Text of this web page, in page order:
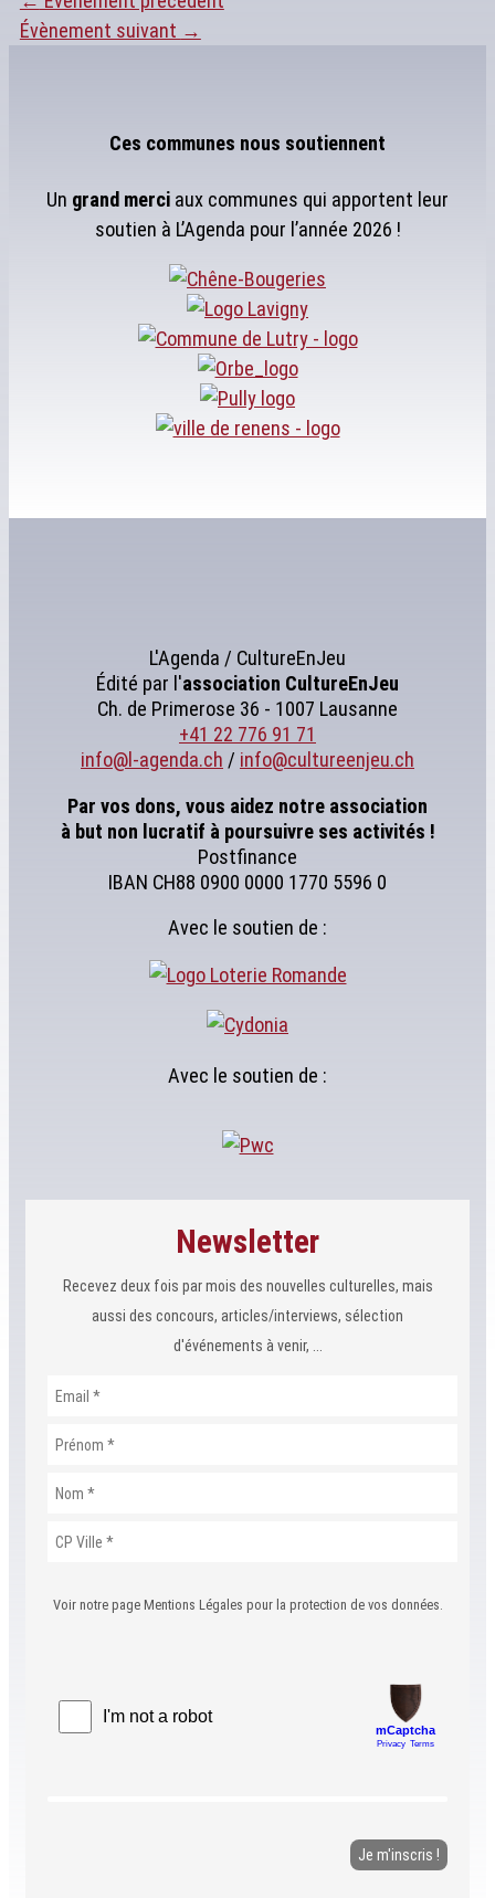
Évènement suivant →
Ces communes nous soutiennent
Un grand merci aux communes qui apportent leur
soutien à L’Agenda pour l’année 2026 !
L'Agenda / CultureEnJeu
Édité par l'association CultureEnJeu
Ch. de Primerose 36 - 1007 Lausanne
+41 22 776 91 71
info@l-agenda.ch / info@cultureenjeu.ch
Par vos dons, vous aidez notre association
à but non lucratif à poursuivre ses activités !
Postfinance
IBAN CH88 0900 0000 1770 5596 0
Avec le soutien de :
Avec le soutien de :
Newsletter
Recevez deux fois par mois des nouvelles culturelles, mais
aussi des concours, articles/interviews, sélection
d'événements à venir, ...
Voir notre page Mentions Légales pour la protection de vos données.